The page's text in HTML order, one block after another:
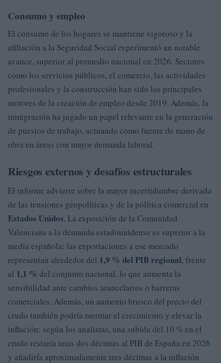
Consumo y empleo
El consumo de los hogares se mantiene vigoroso y la
afiliación a la Seguridad Social experimentó un notable
avance, superior al promedio nacional en 2026. Sectores
como los servicios públicos, el comercio, las actividades
profesionales y la construcción han sido los principales
motores de la creación de empleo desde 2019. Además, la
inmigración ha jugado un papel relevante en la generación
de puestos de trabajo, actuando como fuente de mano de
obra en áreas con mayor demanda laboral.
Riesgos externos y desafíos estructurales
El informe advierte sobre la mayor incertidumbre derivada
de las tensiones geopolíticas y de la política comercial en
Estados Unidos. La exposición de la Comunidad
Valenciana a la demanda estadounidense es superior a la
media española: las exportaciones a ese mercado
representan alrededor del 1,9 % del PIB regional, frente
al 1,1 % del conjunto nacional, lo que aumenta la
sensibilidad ante cambios arancelarios o barreras
comerciales. Además, un aumento brusco del precio del
crudo también podría mermar el crecimiento y elevar la
inflación: según los analistas, una subida del 10 % en el
crudo restaría unas dos décimas al PIB de España en 2026
y añadiría aproximadamente tres décimas a la inflación